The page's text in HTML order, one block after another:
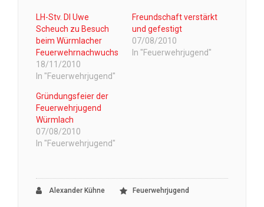
LH-Stv. DI Uwe
Scheuch zu Besuch
beim Würmlacher
Feuerwehrnachwuchs
18/11/2010
In "Feuerwehrjugend"
Freundschaft verstärkt
und gefestigt
07/08/2010
In "Feuerwehrjugend"
Gründungsfeier der
Feuerwehrjugend
Würmlach
07/08/2010
In "Feuerwehrjugend"
Alexander Kühne Feuerwehrjugend